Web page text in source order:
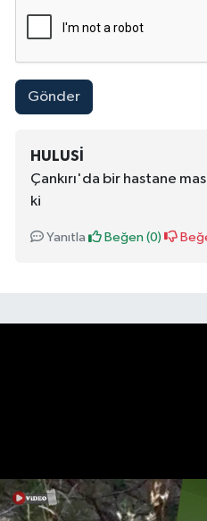
Gönder
HULUSI
Çankırı'da bir hastane
ki
Yanıtla Beğen (0)